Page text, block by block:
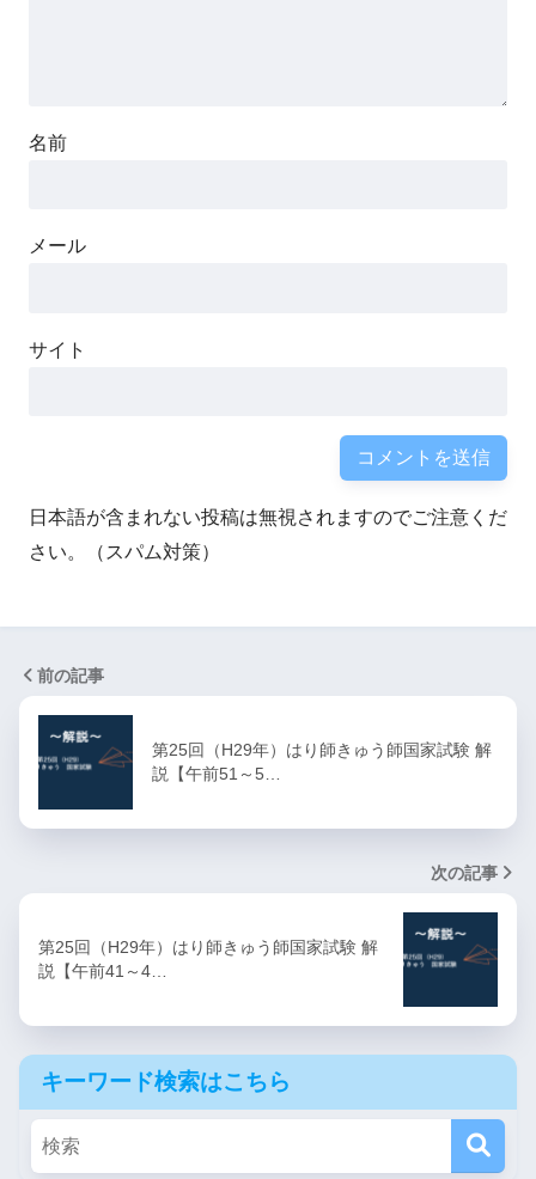
名前
メール
サイト
日本語が含まれない投稿は無視されますのでご注意くだ
さい。（スパム対策）
前の記事
第25回（H29年）はり師きゅう師国家試験 解
説【午前51～5…
次の記事
第25回（H29年）はり師きゅう師国家試験 解
説【午前41～4…
キーワード検索はこちら